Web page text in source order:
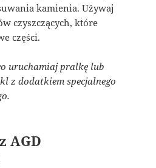
kamienia. Używaj
czyszczących, które
części.
uruchamiaj pralkę lub
z dodatkiem specjalnego
AGD